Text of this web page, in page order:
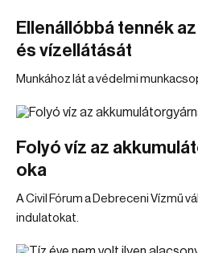
Ellenállóbbá tennék
és vízellátását
Munkához lát a védelmi
Folyó víz az
oka
A Civil Fórum a Debreceni Vízmű
indulatokat.